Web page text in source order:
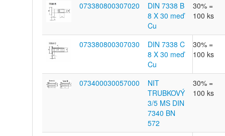
073380800307020
DIN 7338 B
8 X 30 meď
Cu
30% =
100 ks
073380800307030
DIN 7338 C
8 X 30 meď
Cu
30% =
100 ks
073400030057000
NIT
TRUBKOVÝ
3/5 MS DIN
7340 BN
572
30% =
100 ks